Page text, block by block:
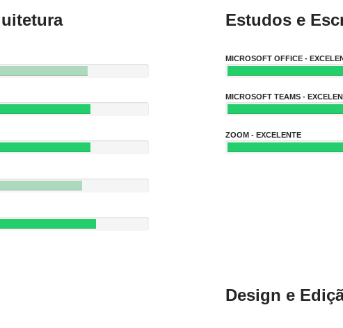
Estudos e
MICROSOFT OFFICE -
MICROSOFT TEAMS -
ZOOM - EXCELENTE
Design e